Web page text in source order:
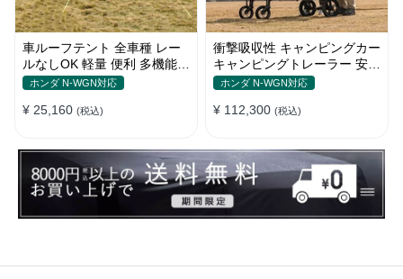
車ルーフテント 全車種 レー
ルなしOK 軽量 便利 多機能
日除け 防水 頑丈 夏ドライブ
ホンダ N-WGN対応
¥ 25,160 (税込)
衝撃吸収性 キャンピングカー
キャンピングトレーラー 安全
性 簡単収納 大容量 ベビーカ
ホンダ N-WGN対応
¥ 112,300 (税込)